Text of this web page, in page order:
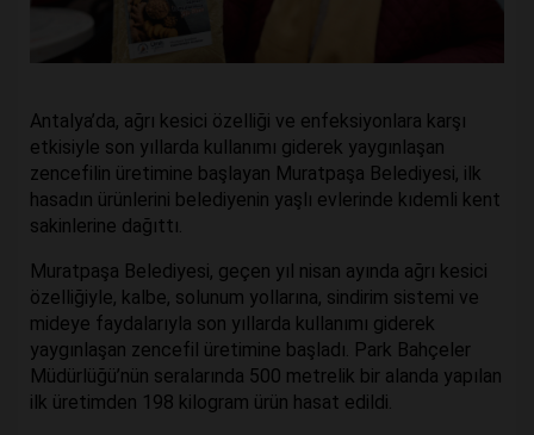
Antalya’da, ağrı kesici özelliği ve enfeksiyonlara karşı
etkisiyle son yıllarda kullanımı giderek yaygınlaşan
zencefilin üretimine başlayan Muratpaşa Belediyesi, ilk
hasadın ürünlerini belediyenin yaşlı evlerinde kıdemli kent
sakinlerine dağıttı.
Muratpaşa Belediyesi, geçen yıl nisan ayında ağrı kesici
özelliğiyle, kalbe, solunum yollarına, sindirim sistemi ve
mideye faydalarıyla son yıllarda kullanımı giderek
yaygınlaşan zencefil üretimine başladı. Park Bahçeler
Müdürlüğü’nün seralarında 500 metrelik bir alanda yapılan
ilk üretimden 198 kilogram ürün hasat edildi.